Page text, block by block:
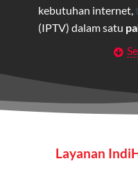
kebutuhan internet,
(IPTV) dalam satu
Layanan Wifi
maupun individu
hiburan berkualitas
Layanan